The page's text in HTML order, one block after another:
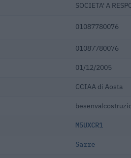
SOCIETA' A
01087780076
01087780076
01/12/2005
CCIAA di Aosta
M5UXCR1
Sarre